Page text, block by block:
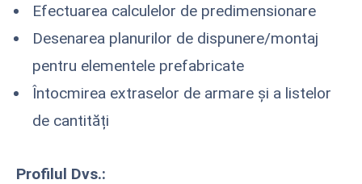
Efectuarea calculelor de predimensionare
Desenarea planurilor de dispunere/montaj
pentru elementele prefabricate
Întocmirea extraselor de armare și a listelor
de cantități
Profilul Dvs.: